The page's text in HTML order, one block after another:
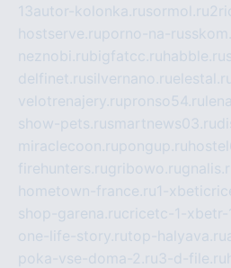
13autor-kolonka.rusormol.ru
hostserve.ruporno-na-
neznobi.rubigfatcc.ru habble.ru
delfinet.rusilvernano.ru
velotrenajery.rupronso54.ru
show-pets.rusmartnews03.ru
miraclecoon.rupongup.ru
firehunters.rugribowo.ru
hometown-france.ru1-
shop-garena.rucricetc-1-
one-life-story.rutop-halyava.ru
poka-vse-doma-2.ru3-d-file.ru